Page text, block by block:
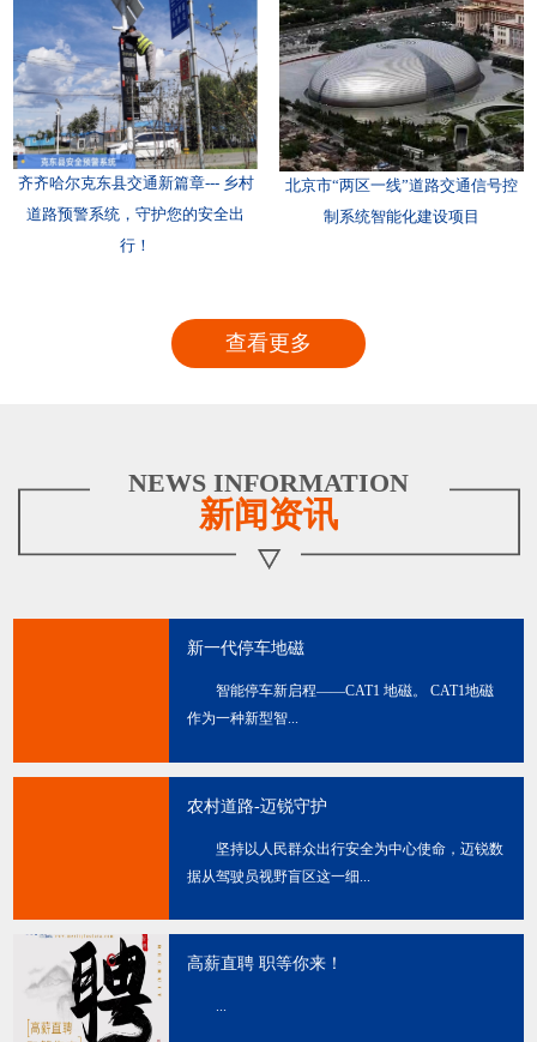
齐齐哈尔克东县交通新篇章--- 乡村
道路预警系统，守护您的安全出
行！
北京市“两区一线”道路交通信号控
制系统智能化建设项目
查看更多
NEWS INFORMATION
新闻资讯
新一代停车地磁
智能停车新启程——CAT1 地磁。 CAT1地磁
作为一种新型智...
农村道路-迈锐守护
坚持以人民群众出行安全为中心使命，迈锐数
据从驾驶员视野盲区这一细...
高薪直聘 职等你来！
...